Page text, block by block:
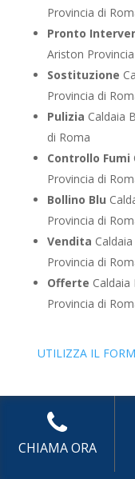
Provincia di
Pronto
Ariston
Sostituzione
Provincia di
Pulizia Caldaia
di Roma
Controllo Fumi
Provincia di
Bollino Blu
Provincia di
Vendita
Provincia di
Offerte
Provincia di
UTILIZZA IL
CHIAMA ORA